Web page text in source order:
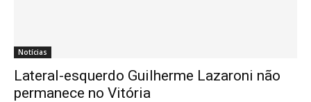
Notícias
Lateral-esquerdo Guilherme Lazaroni não
permanece no Vitória